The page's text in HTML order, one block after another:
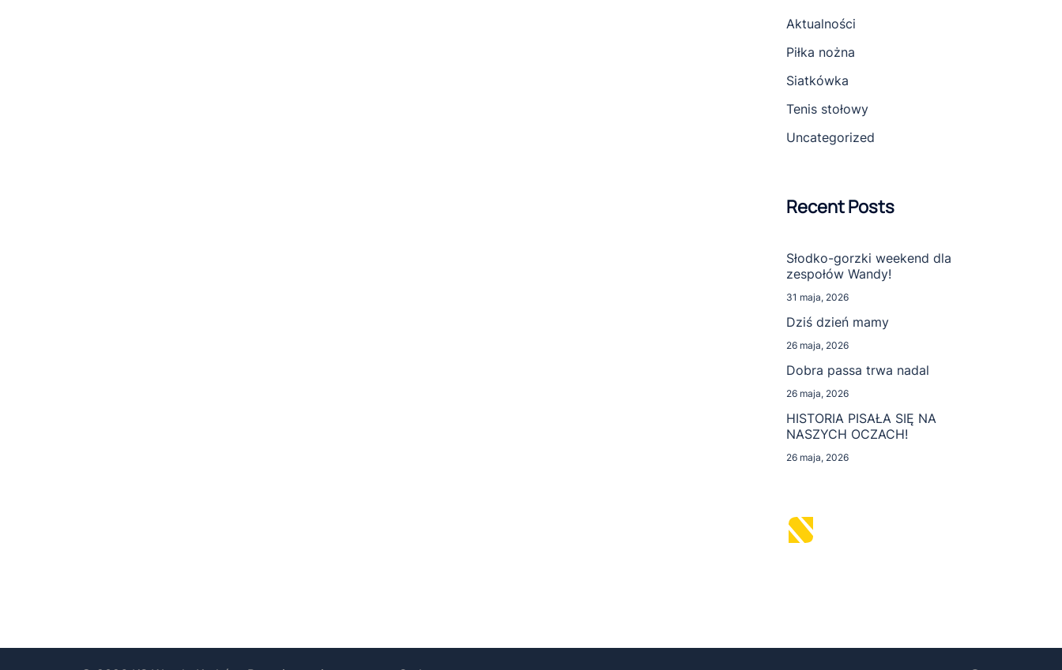
Aktualności
Piłka nożna
Siatkówka
Tenis stołowy
Uncategorized
Recent Posts
Słodko-gorzki weekend dla
zespołów Wandy!
31 maja, 2026
Dziś dzień mamy
26 maja, 2026
Dobra passa trwa nadal
26 maja, 2026
HISTORIA PISAŁA SIĘ NA
NASZYCH OCZACH!
26 maja, 2026